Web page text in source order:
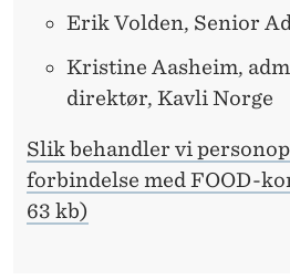
Erik Volden, Senior
Kristine Aasheim,
direktør, Kavli Norge
Slik behandler vi
forbindelse med FOOD-
63 kb)